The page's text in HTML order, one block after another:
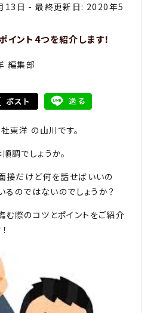
13日 -最終更新日: 2020年5
ント4つを紹介します！
編集部
東洋 の山川です。
調でしょうか。
接だけど何を話せばいいの
いるのではないのでしょうか？
む際のコツとポイントをご紹介